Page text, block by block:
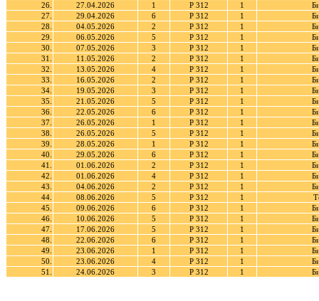
26.
27.04.2026 1 Р 312 1
27.
29.04.2026 6 Р 312 1
28.
04.05.2026 2 Р 312 1
29.
06.05.2026 5 Р 312 1
30.
07.05.2026 3 Р 312 1
31.
11.05.2026 2 Р 312 1
32.
13.05.2026 4 Р 312 1
33.
16.05.2026 2 Р 312 1
34.
19.05.2026 3 Р 312 1
35.
21.05.2026 5 Р 312 1
36.
22.05.2026 6 Р 312 1
37.
26.05.2026 1 Р 312 1
38.
26.05.2026 5 Р 312 1
39.
28.05.2026 1 Р 312 1
40.
29.05.2026 6 Р 312 1
41.
01.06.2026 2 Р 312 1
42.
01.06.2026 4 Р 312 1
43.
04.06.2026 2 Р 312 1
44.
08.06.2026 5 Р 312 1
45.
09.06.2026 6 Р 312 1
46.
10.06.2026 5 Р 312 1
47.
17.06.2026 5 Р 312 1
48.
22.06.2026 6 Р 312 1
49.
23.06.2026 1 Р 312 1
50.
23.06.2026 4 Р 312 1
51.
24.06.2026 3 Р 312 1